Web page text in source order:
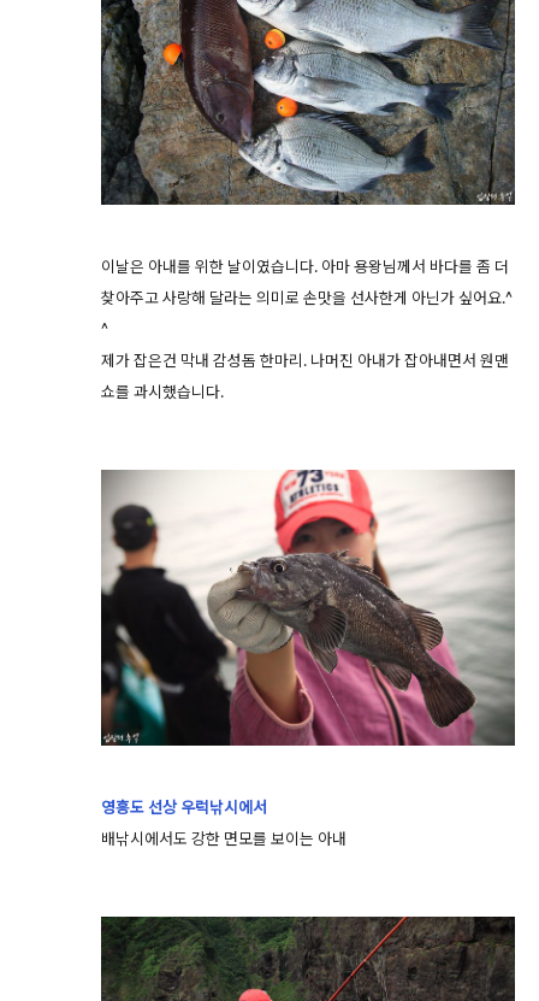
이날은 아내를 위한 날이였습니다. 아마 용왕님께서 바다를 좀 더
찾아주고 사랑해 달라는 의미로 손맛을 선사한게 아닌가 싶어요.^
^
제가 잡은건 막내 감성돔 한마리. 나머진 아내가 잡아내면서 원맨
쇼를 과시했습니다.
영흥도 선상 우럭낚시에서
배낚시에서도 강한 면모를 보이는 아내